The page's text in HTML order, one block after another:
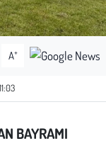
A+
BAYRAMI